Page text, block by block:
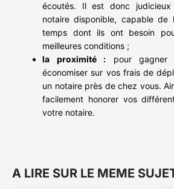
écoutés. Il est donc judicieux
notaire disponible, capable
temps dont ils ont besoin
meilleures conditions ;
la proximité : pour
économiser sur vos frais de
un notaire près de chez vous.
facilement honorer vos
votre notaire.
A LIRE SUR LE MEME